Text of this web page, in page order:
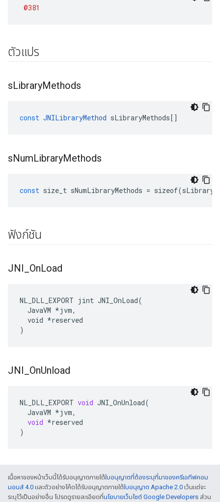
@381
ตัวแปร
sLibraryMethods
const JNILibraryMethod sLibraryMethods[]
sNumLibraryMethods
const size_t sNumLibraryMethods = sizeof(
ฟังก์ชัน
JNI OnLoad
NL_DLL_EXPORT jint JNI_OnLoad(
  JavaVM *jvm,
  void *reserved
)
JNI OnUnload
NL_DLL_EXPORT void JNI_OnUnload(
JavaVM *jvm,
void *reserved
)
เนื้อหาของหน้าเว็บนี้ได้รับอนุญาตภายใต้ใบอนุญาตที่ต้องระบุที่มาของครีเอทีฟคอม
มอนส์ 4.0 และตัวอย่างโค้ดได้รับอนุญาตภายใต้ใบอนุญาต Apache 2.0 เว้นแต่จะ
ระบุไว้เป็นอย่างอื่น โปรดดูรายละเอียดที่นโยบายเว็บไซต์ Google Developers ส่วน